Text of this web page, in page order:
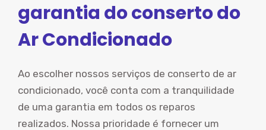
garantia do conserto do
Ar Condicionado
Ao escolher nossos serviços de conserto de ar
condicionado, você conta com a tranquilidade
de uma garantia em todos os reparos
realizados. Nossa prioridade é fornecer um